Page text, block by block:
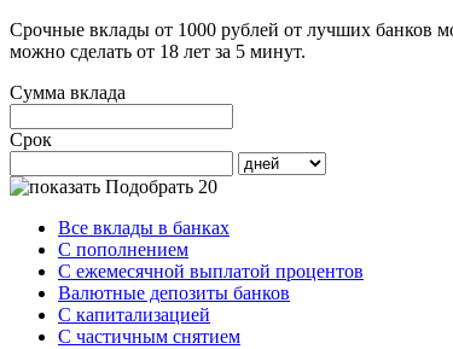
Срочные вклады от 1000 рублей от лучших банков
можно сделать от 18 лет за 5 минут.
Сумма вклада
Срок
Подобрать 20
Все вклады в банках
С пополнением
С ежемесячной выплатой процентов
Валютные депозиты банков
С капитализацией
С частичным снятием